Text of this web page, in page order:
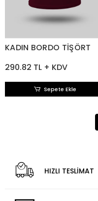
KADIN BORDO TİŞÖRT
290.82 TL + KDV
Sepete Ekle
HIZLI TESLİMAT